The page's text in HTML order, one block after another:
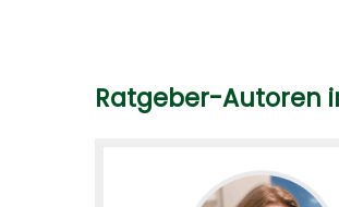
Ratgeber-Autoren